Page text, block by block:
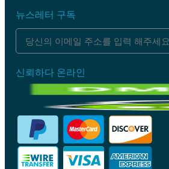
뉴스레터 구독
신뢰하다 온라인